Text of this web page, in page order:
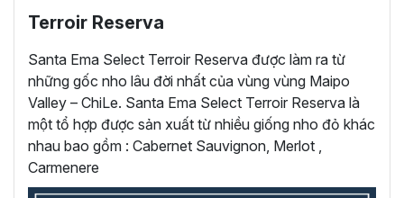
Terroir Reserva
Santa Ema Select Terroir Reserva được làm ra từ
những gốc nho lâu đời nhất của vùng vùng Maipo
Valley – ChiLe. Santa Ema Select Terroir Reserva là
một tổ hợp được sản xuất từ nhiều giống nho đỏ khác
nhau bao gồm : Cabernet Sauvignon, Merlot ,
Carmenere